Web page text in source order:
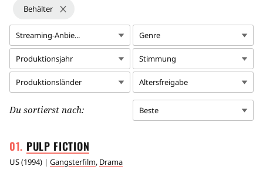
Behälter
Streaming-Anbie... Genre
Produktionsjahr Stimmung
Produktionsländer Altersfreigabe
Du sortierst nach: Beste
PULP FICTION
US(1994) | Gangsterfilm, Drama